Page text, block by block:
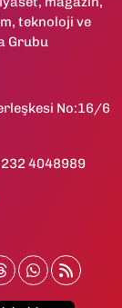
teknoloji ve
Grubu
No:16/6
4048989